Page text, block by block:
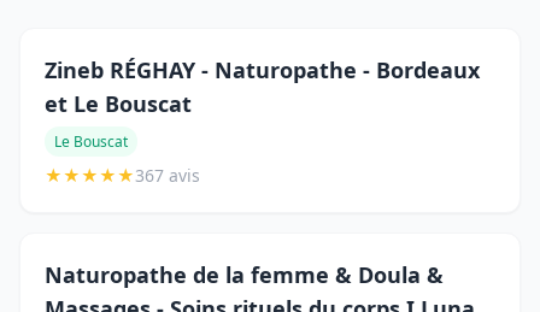
Zineb RÉGHAY - Naturopathe - Bordeaux
et Le Bouscat
Le Bouscat
★★★★★367 avis
Naturopathe de la femme & Doula &